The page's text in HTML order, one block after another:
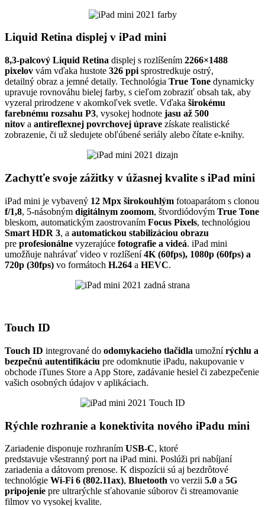
Liquid Retina displej v iPad mini
8,3-palcový Liquid Retina displej s rozlíšením 2266×1488
pixelov vám vďaka hustote 326 ppi sprostredkuje ostrý,
detailný obraz a jemné detaily. Technológia True Tone dynamicky
upravuje rovnováhu bielej farby, s cieľom zobraziť obsah tak, aby
vyzeral prirodzene v akomkoľvek svetle. Vďaka širokému
farebnému rozsahu P3, vysokej hodnote jasu až 500
nitov a antireflexnej povrchovej úprave získate realistické
zobrazenie, či už sledujete obľúbené seriály alebo čítate e-knihy.
Zachytťe svoje zážitky v úžasnej kvalite s iPad mini
iPad mini je vybavený 12 Mpx širokouhlým fotoaparátom s clonou
f/1,8, 5-násobným digitálnym zoomom, štvordiódovým True Tone
bleskom, automatickým zaostrovaním Focus Pixels, technológiou
Smart HDR 3, a automatickou stabilizáciou obrazu
pre profesionálne vyzerajúce fotografie a videá. iPad mini
umožňuje nahrávať video v rozlíšení4K (60fps), 1080p (60fps) a
720p (30fps) vo formátoch H.264 a HEVC.
Touch ID
Touch ID integrované do odomykacieho tlačidla umožnírýchlu a
bezpečnú autentifikáciu pre odomknutie iPadu, nakupovanie v
obchode iTunes Store a App Store, zadávanie hesiel či zabezpečenie
vašich osobných údajov v aplikáciach.
Rýchle rozhranie a konektivita nového iPadu mini
Zariadenie disponuje rozhraním USB-C, ktoré
predstavuje všestranný port na iPad mini. Poslúži pri nabíjaní
zariadenia a dátovom prenose. K dispozícii sú aj bezdrôtové
technológie Wi-Fi 6 (802.11ax), Bluetooth vo verzii 5.0 a 5G
pripojenie pre ultrarýchle sťahovanie súborov či streamovanie
filmov vo vysokej kvalite.